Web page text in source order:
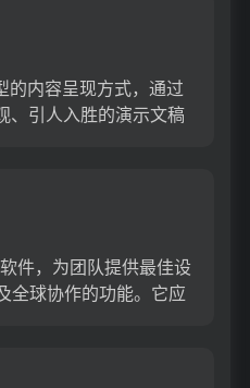
内容呈现方式，通过
、引人入胜的演示文稿
件，为团队提供最佳设
全球协作的功能。它应